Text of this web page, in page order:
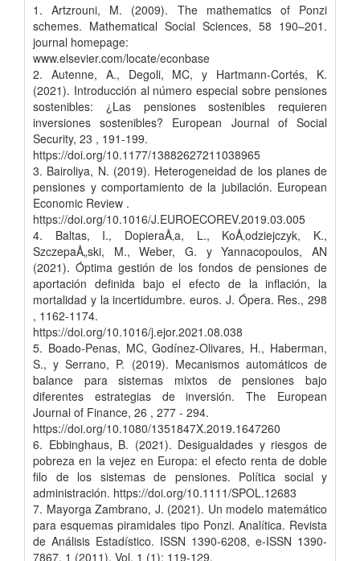
1. Artzrouni, M. (2009). The mathematics of Ponzi
schemes. Mathematical Social Sciences, 58 190–201.
journal homepage:
www.elsevier.com/locate/econbase
2. Autenne, A., Degoli, MC, y Hartmann-Cortés, K.
(2021). Introducción al número especial sobre pensiones
sostenibles: ¿Las pensiones sostenibles requieren
inversiones sostenibles? European Journal of Social
Security, 23 , 191-199.
https://doi.org/10.1177/13882627211038965
3. Bairoliya, N. (2019). Heterogeneidad de los planes de
pensiones y comportamiento de la jubilación. European
Economic Review .
https://doi.org/10.1016/J.EUROECOREV.2019.03.005
4. Baltas, I., DopieraÅ‚a, L., KoÅ‚odziejczyk, K.,
SzczepaÅ„ski, M., Weber, G. y Yannacopoulos, AN
(2021). Óptima gestión de los fondos de pensiones de
aportación definida bajo el efecto de la inflación, la
mortalidad y la incertidumbre. euros. J. Ópera. Res., 298
, 1162-1174.
https://doi.org/10.1016/j.ejor.2021.08.038
5. Boado-Penas, MC, Godínez-Olivares, H., Haberman,
S., y Serrano, P. (2019). Mecanismos automáticos de
balance para sistemas mixtos de pensiones bajo
diferentes estrategias de inversión. The European
Journal of Finance, 26 , 277 - 294.
https://doi.org/10.1080/1351847X.2019.1647260
6. Ebbinghaus, B. (2021). Desigualdades y riesgos de
pobreza en la vejez en Europa: el efecto renta de doble
filo de los sistemas de pensiones. Política social y
administración. https://doi.org/10.1111/SPOL.12683
7. Mayorga Zambrano, J. (2021). Un modelo matemático
para esquemas piramidales tipo Ponzi. Analítica. Revista
de Análisis Estadístico. ISSN 1390-6208, e-ISSN 1390-
7867, 1 (2011), Vol. 1 (1): 119-129.